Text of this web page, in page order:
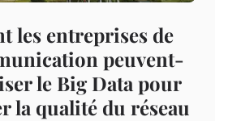
les entreprises de
peuvent-
le Big Data pour
la qualité du réseau